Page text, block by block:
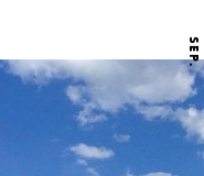
SEP.